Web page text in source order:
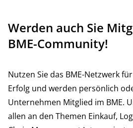
Werden auch Sie
BME-Community!
Nutzen Sie das BME-Netzwerk
Erfolg und werden persönlich
Unternehmen Mitglied im BME.
allen an den Themen Einkauf,